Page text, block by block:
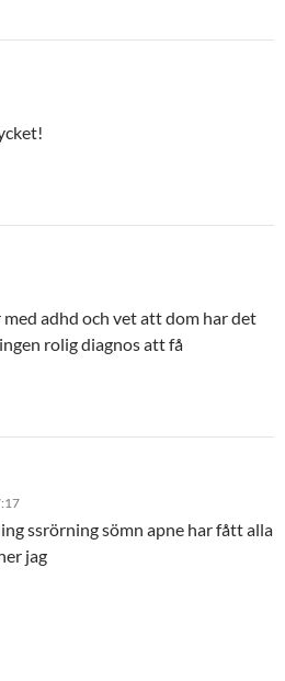
adhd och vet att dom har det
rolig diagnos att få
ssrörning sömn apne har fått alla
jag